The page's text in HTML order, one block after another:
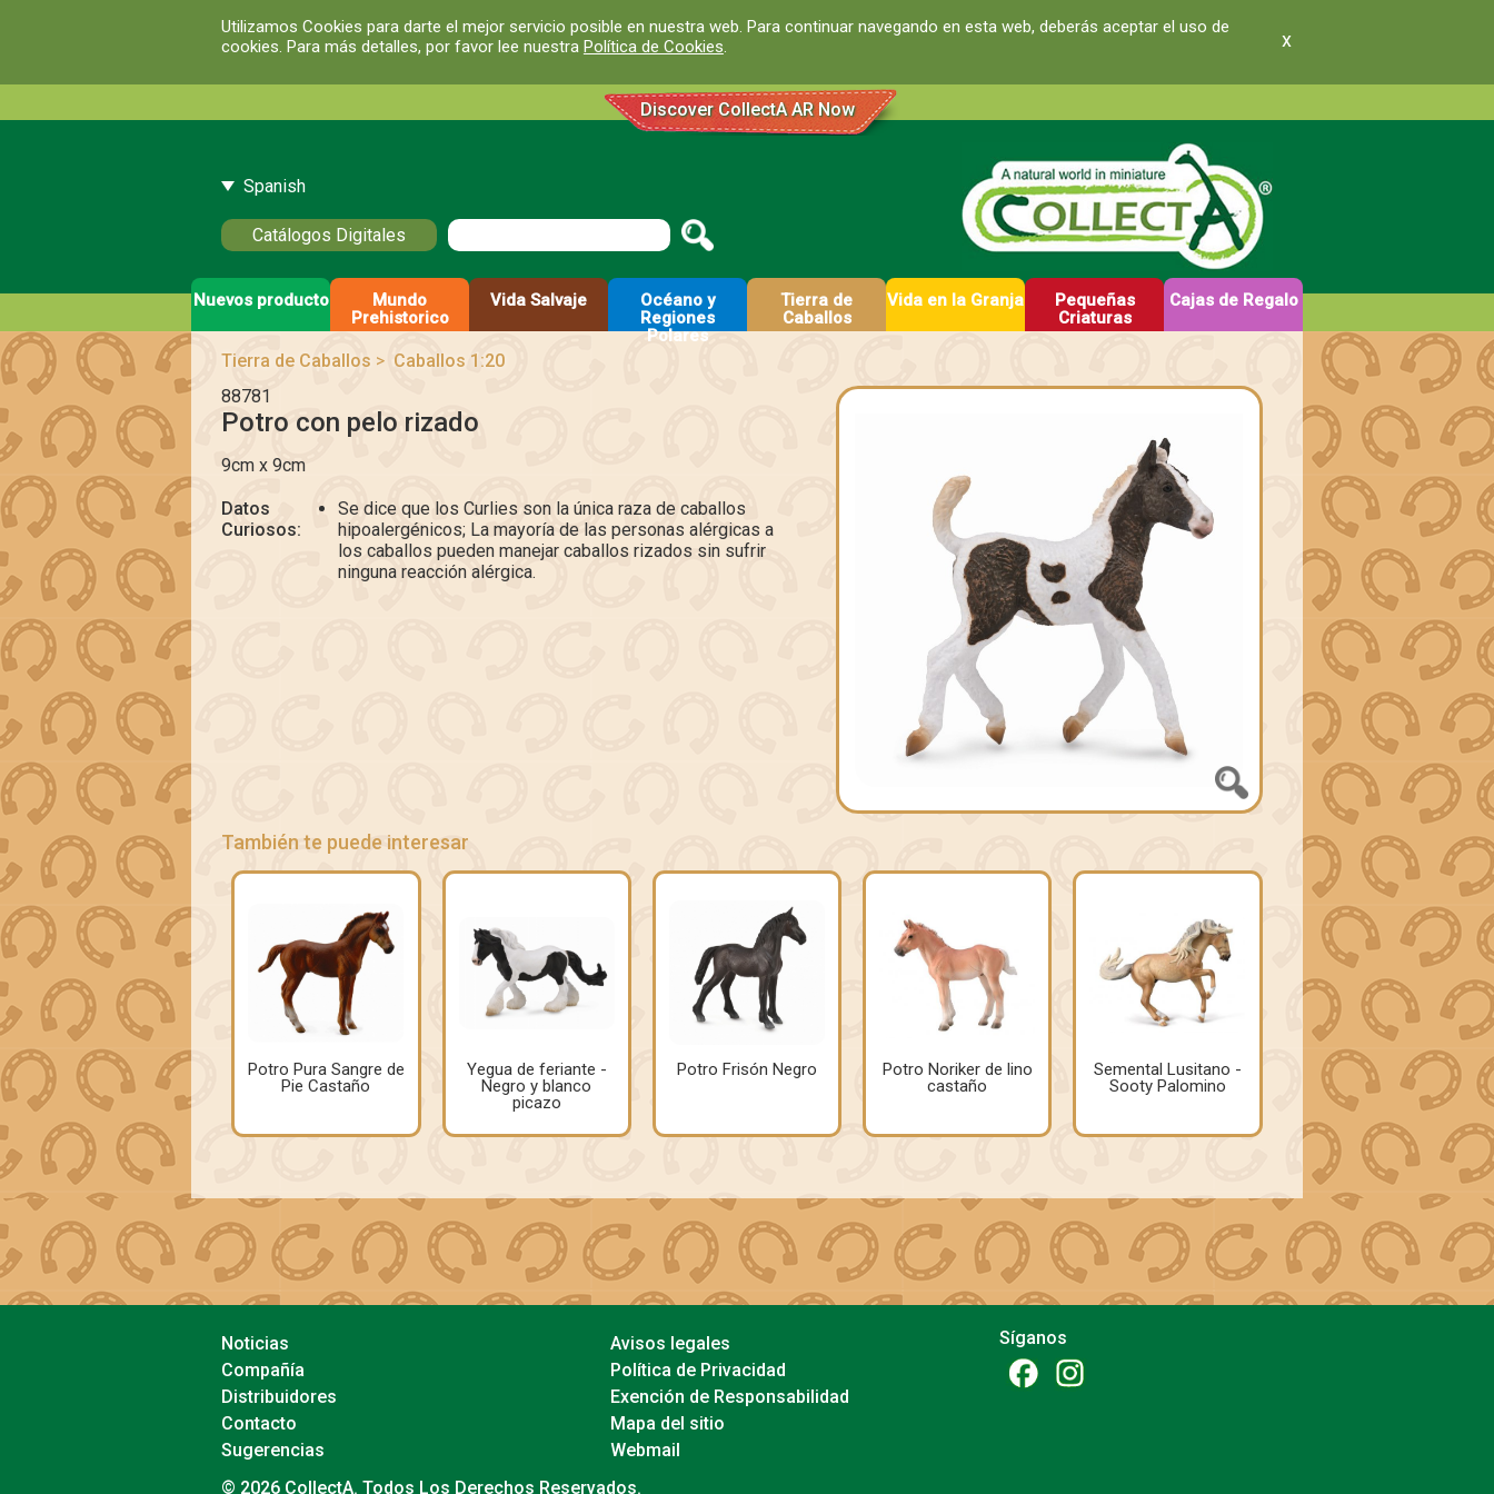
Utilizamos Cookies para darte el mejor servicio posible en nuestra web. Para continuar navegando en esta web, deberás aceptar el uso de
cookies. Para más detalles, por favor lee nuestra Política de Cookies. x
Discover CollectA AR Now
Spanish
Catálogos Digitales
Nuevos producto
Mundo
Prehistorico
Vida Salvaje
Océano y
Regiones
Polares
Tierra de
Caballos
Vida en la Granja
Pequeñas
Criaturas
Cajas de Regalo
Tierra de Caballos > Caballos 1:20
88781
Potro con pelo rizado
9cm x 9cm
Datos
Curiosos:
Se dice que los Curlies son la única raza de caballos
hipoalergénicos; La mayoría de las personas alérgicas a
los caballos pueden manejar caballos rizados sin sufrir
ninguna reacción alérgica.
También te puede interesar
Potro Pura Sangre de
Pie Castaño
Yegua de feriante -
Negro y blanco
picazo
Potro Frisón Negro
Potro Noriker de lino
castaño
Semental Lusitano -
Sooty Palomino
Noticias
Compañía
Distribuidores
Contacto
Sugerencias
Avisos legales
Política de Privacidad
Exención de Responsabilidad
Mapa del sitio
Webmail
Síganos
© 2026 CollectA. Todos Los Derechos Reservados.